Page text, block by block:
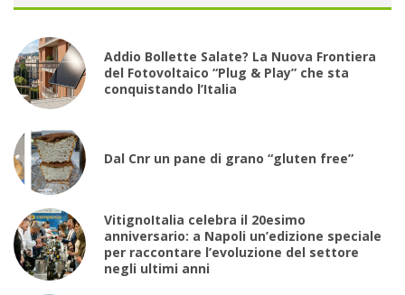
Addio Bollette Salate? La Nuova Frontiera
del Fotovoltaico “Plug & Play” che sta
conquistando l’Italia
Dal Cnr un pane di grano “gluten free”
VitignoItalia celebra il 20esimo
anniversario: a Napoli un’edizione speciale
per raccontare l’evoluzione del settore
negli ultimi anni